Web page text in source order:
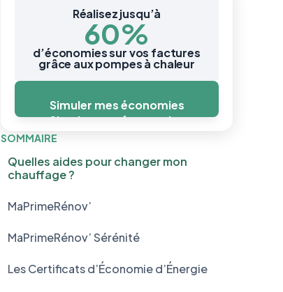
Réalisez jusqu’à
60%
d’économies sur vos factures
grâce aux pompes à chaleur
Simuler mes économies
Simuler mes économies
SOMMAIRE
Quelles aides pour changer mon
chauffage ?
MaPrimeRénov’
MaPrimeRénov’ Sérénité
Les Certificats d’Économie d’Énergie